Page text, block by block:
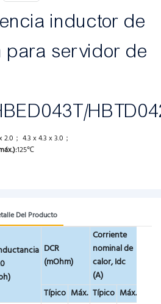
inductor de
para servidor de
2.0； 4.3 x 4.3 x 3.0；
125℃
Del Producto
DCR
(mOhm)
Corriente
nominal de
calor, Idc
(A)
Típico Máx. Típico Máx.